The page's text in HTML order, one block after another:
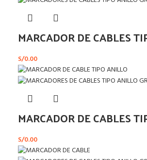
MARCADOR DE CABLES
S/0.00
MARCADOR DE CABLES
S/0.00